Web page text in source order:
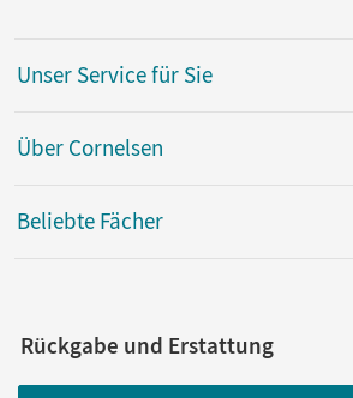
Unser Service für Sie
Über Cornelsen
Beliebte Fächer
Rückgabe und Erstattung